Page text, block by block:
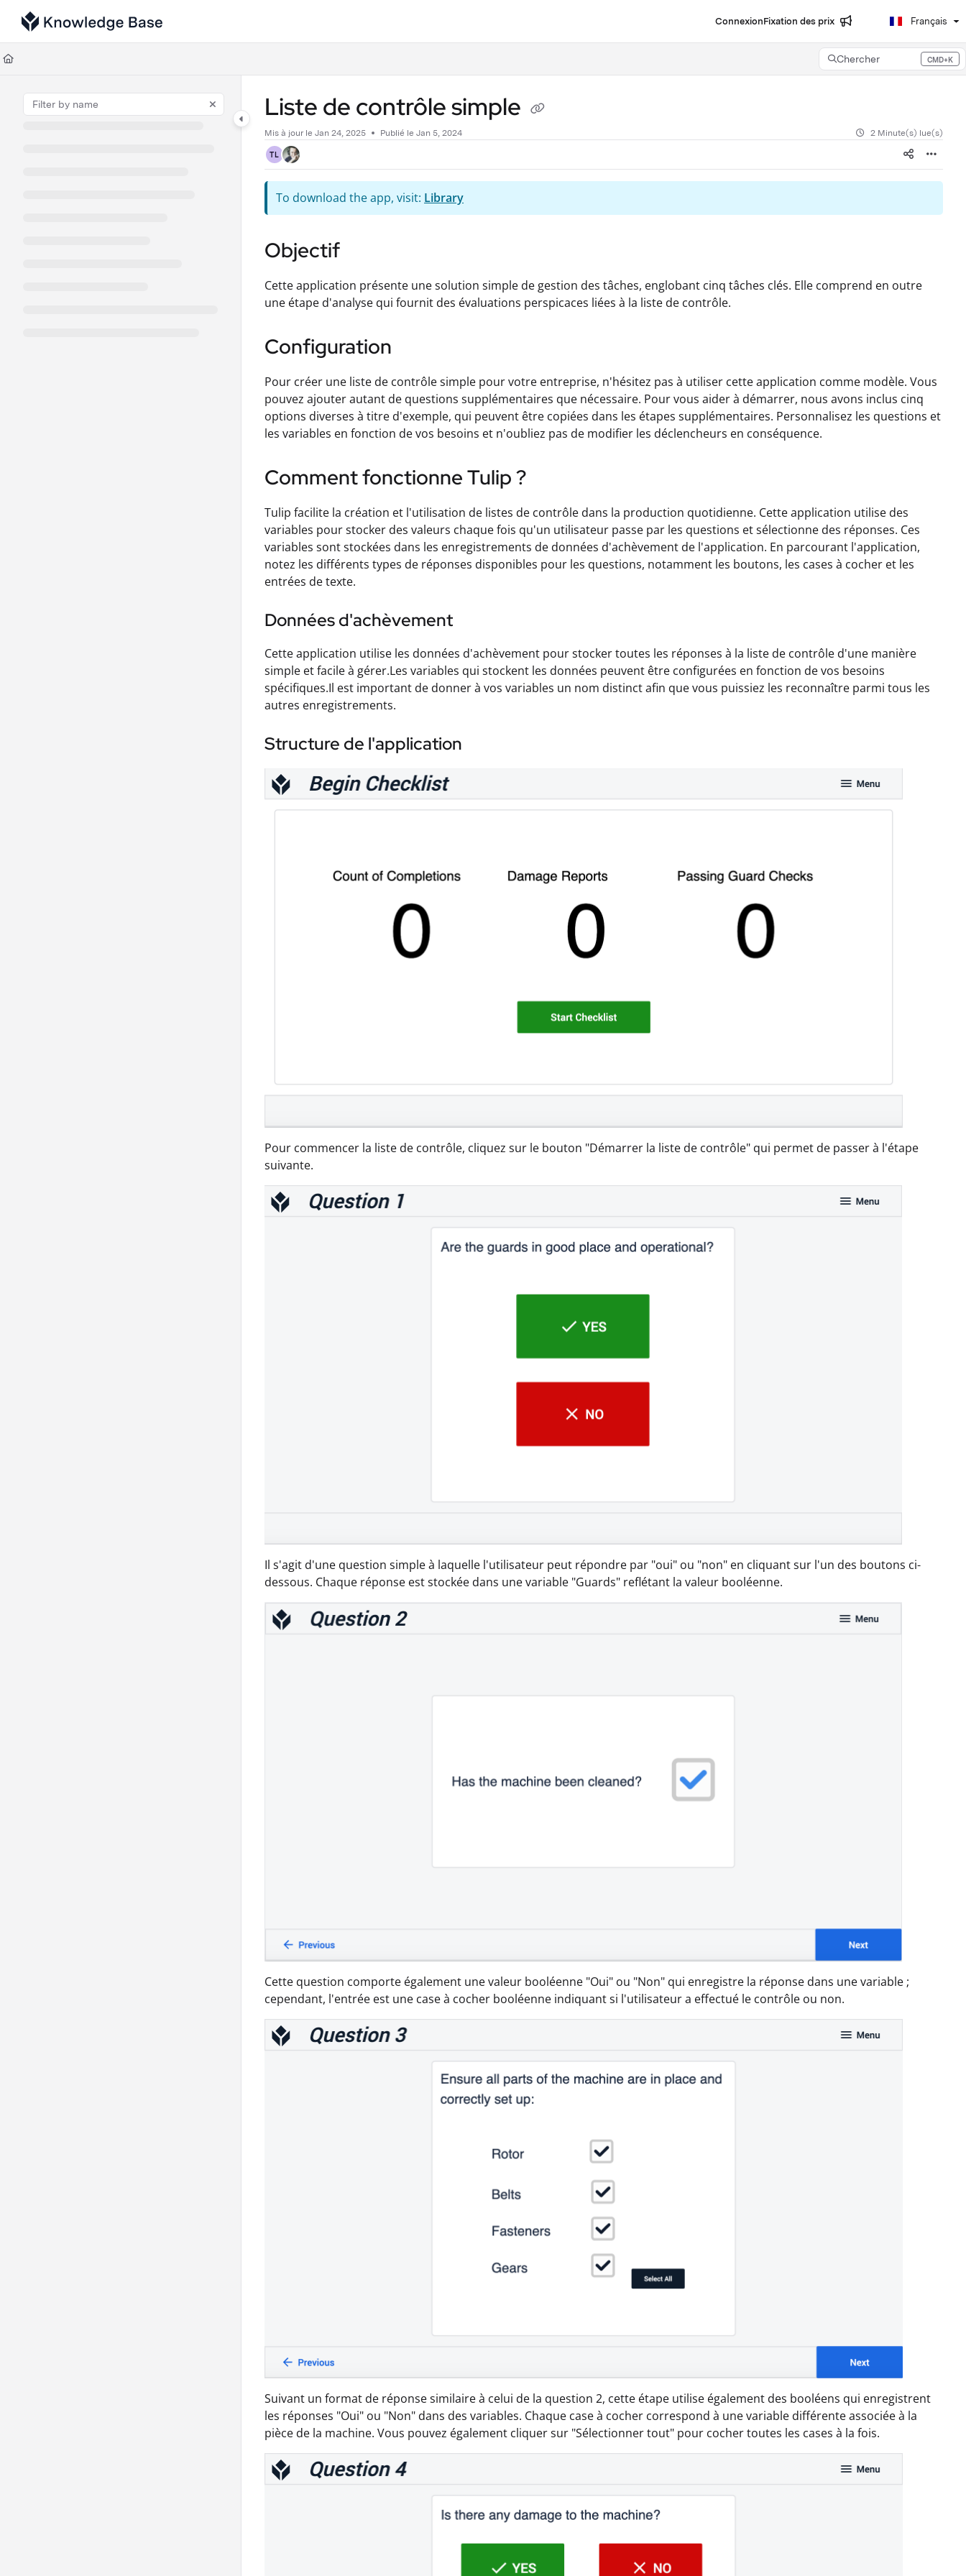
Documentation Index
Fetch the complete documentation index at:
Use this file to discover all available pages before exploring further.
ConnexionFixation des prix Français
Chercher CMD+K
Press CMD+K to open search
Liste de contrôle simple
Mis à jour le Jan 24, 2025 Publié le Jan 5, 2024 2 Minute(s) lue(s)
TL
To download the app, visit: Library
Objectif
Cette application présente une solution simple de gestion des tâches, englobant cinq tâches clés. Elle comprend en outre
une étape d'analyse qui fournit des évaluations perspicaces liées à la liste de contrôle.
Configuration
Pour créer une liste de contrôle simple pour votre entreprise, n'hésitez pas à utiliser cette application comme modèle. Vous
pouvez ajouter autant de questions supplémentaires que nécessaire. Pour vous aider à démarrer, nous avons inclus cinq
options diverses à titre d'exemple, qui peuvent être copiées dans les étapes supplémentaires. Personnalisez les questions et
les variables en fonction de vos besoins et n'oubliez pas de modifier les déclencheurs en conséquence.
Comment fonctionne Tulip ?
Tulip facilite la création et l'utilisation de listes de contrôle dans la production quotidienne. Cette application utilise des
variables pour stocker des valeurs chaque fois qu'un utilisateur passe par les questions et sélectionne des réponses. Ces
variables sont stockées dans les enregistrements de données d'achèvement de l'application. En parcourant l'application,
notez les différents types de réponses disponibles pour les questions, notamment les boutons, les cases à cocher et les
entrées de texte.
Données d'achèvement
Cette application utilise les données d'achèvement pour stocker toutes les réponses à la liste de contrôle d'une manière
simple et facile à gérer.Les variables qui stockent les données peuvent être configurées en fonction de vos besoins
spécifiques.Il est important de donner à vos variables un nom distinct afin que vous puissiez les reconnaître parmi tous les
autres enregistrements.
Structure de l'application
Pour commencer la liste de contrôle, cliquez sur le bouton "Démarrer la liste de contrôle" qui permet de passer à l'étape
suivante.
Il s'agit d'une question simple à laquelle l'utilisateur peut répondre par "oui" ou "non" en cliquant sur l'un des boutons ci-
dessous. Chaque réponse est stockée dans une variable "Guards" reflétant la valeur booléenne.
Cette question comporte également une valeur booléenne "Oui" ou "Non" qui enregistre la réponse dans une variable ;
cependant, l'entrée est une case à cocher booléenne indiquant si l'utilisateur a effectué le contrôle ou non.
Suivant un format de réponse similaire à celui de la question 2, cette étape utilise également des booléens qui enregistrent
les réponses "Oui" ou "Non" dans des variables. Chaque case à cocher correspond à une variable différente associée à la
pièce de la machine. Vous pouvez également cliquer sur "Sélectionner tout" pour cocher toutes les cases à la fois.